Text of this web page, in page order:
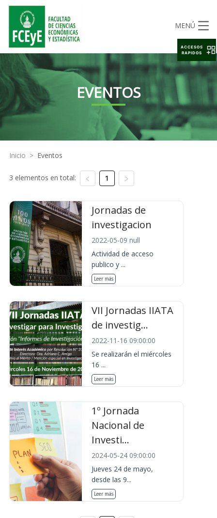
MENÚ
EVENTOS
Inicio > Eventos
3 elementos en total: 1
Jornadas de
investigacion
2022-05-09 null
Actividad de acceso
publico y ...
Leer más
VII Jornadas IIATA
de investig...
2022-11-16 09:00:00
Se realizarán el miércoles
16 ...
Leer más
1º Jornada
Nacional de
Investi...
2024-05-24 09:00:00
Jueves 24 de mayo,
desde las 9...
Leer más
ACCESOS
RAPIDOS